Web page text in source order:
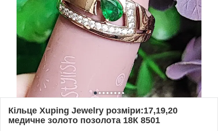
Кільце Xuping Jewelry розміри:17,19,20
медичне золото позолота 18К 8501